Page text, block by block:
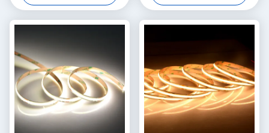
ohne Punkt
Neonbeleuchtung